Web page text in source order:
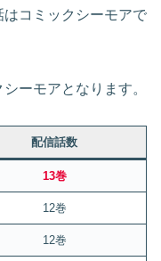
コミックシーモアで
ーモアとなります。
配信話数
13巻
12巻
12巻